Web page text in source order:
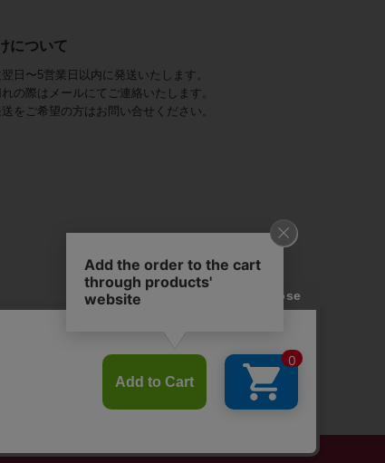
について
翌日〜5営業日以内に発送いたします。
の際はメールにてご連絡いたします。
をご希望の方はお問い合せください。
テ)は、